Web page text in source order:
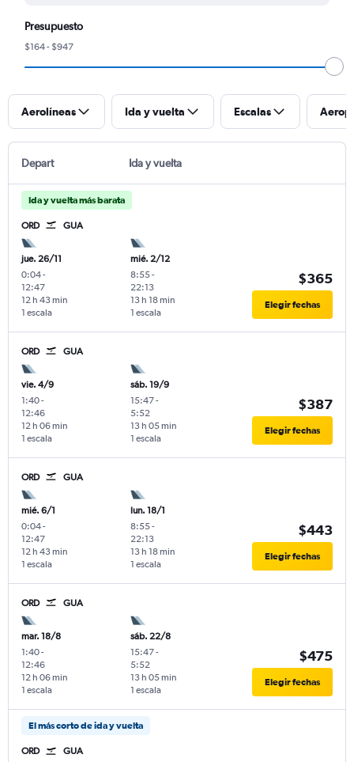
Presupuesto
$164 - $947
Aerolíneas Ida y vuelta Escalas
Depart Ida y vuelta
Ida y vuelta más barata
ORD GUA
jue. 26/11
0:04-
12:47
1 escala
12 h 43 min
mié. 2/12
8:55-
22:13
1 escala
13 h 18 min
$365
Elegir fechas
ORD GUA
vie. 4/9
1:40-
12:46
1 escala
12 h 06 min
sáb. 19/9
15:47-
5:52
1 escala
13 h 05 min
$387
Elegir fechas
ORD GUA
mié. 6/1
0:04-
12:47
1 escala
12 h 43 min
lun. 18/1
8:55-
22:13
1 escala
13 h 18 min
$443
Elegir fechas
ORD GUA
mar. 18/8
1:40-
12:46
1 escala
12 h 06 min
sáb. 22/8
15:47-
5:52
1 escala
13 h 05 min
$475
Elegir fechas
El más corto de ida y vuelta
ORD GUA